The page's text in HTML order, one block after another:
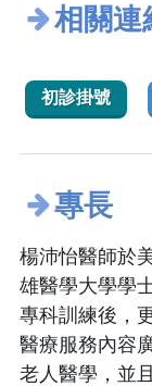
相關連
初診掛號
專長
楊沛怡醫師於
雄醫學大學學
專科訓練後，
醫療服務內容
老人醫學，並